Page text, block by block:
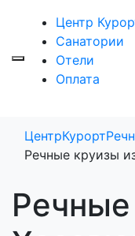
Центр
Санатории
Отели
Оплата
ЦентрКурорт
Речные круизы